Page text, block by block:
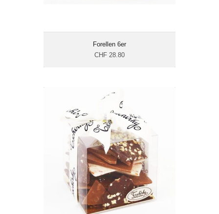
Forellen 6er
CHF 28.80
Scherbenschokolade
CHF 12.90
Gewicht: 140 g
Energie: 579.5 kcal/100g